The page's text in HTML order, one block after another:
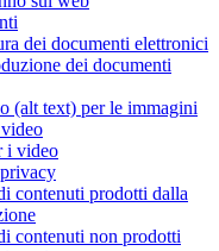
dei documenti elettronici
dei documenti
(alt text) per le immagini
i video
contenuti prodotti dalla
contenuti non prodotti